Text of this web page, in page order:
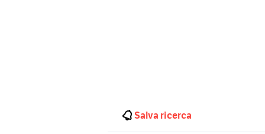
Salva ricerca